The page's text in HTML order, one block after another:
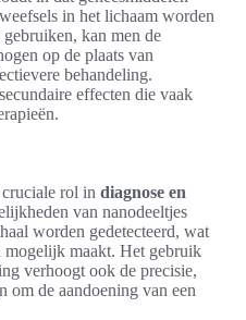
in het lichaam worden
kan men de
op de plaats van
behandeling.
effecten die vaak
rol in diagnose en
van nanodeeltjes
worden gedetecteerd, wat
mogelijk maakt. Het gebruik
verhoogt ook de precisie,
om de aandoening van een